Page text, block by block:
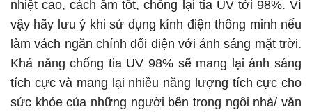
nhiệt cao, cách âm tốt, chống lại tia UV tới 98%. Vì
vậy hãy lưu ý khi sử dụng kính điện thông minh nếu
làm vách ngăn chính đối diện với ánh sáng mặt trời.
Khả năng chống tia UV 98% sẽ mang lại ánh sáng
tích cực và mang lại nhiều năng lượng tích cực cho
sức khỏe của những người bên trong ngôi nhà/ văn